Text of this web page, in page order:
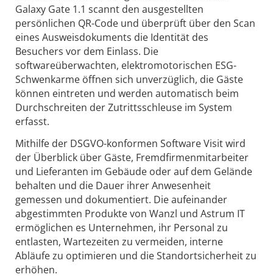
Galaxy Gate 1.1 scannt den ausgestellten
persönlichen QR-Code und überprüft über den Scan
eines Ausweisdokuments die Identität des
Besuchers vor dem Einlass. Die
softwareüberwachten, elektromotorischen ESG-
Schwenkarme öffnen sich unverzüglich, die Gäste
können eintreten und werden automatisch beim
Durchschreiten der Zutrittsschleuse im System
erfasst.
Mithilfe der DSGVO-konformen Software Visit wird
der Überblick über Gäste, Fremdfirmenmitarbeiter
und Lieferanten im Gebäude oder auf dem Gelände
behalten und die Dauer ihrer Anwesenheit
gemessen und dokumentiert. Die aufeinander
abgestimmten Produkte von Wanzl und Astrum IT
ermöglichen es Unternehmen, ihr Personal zu
entlasten, Wartezeiten zu vermeiden, interne
Abläufe zu optimieren und die Standortsicherheit zu
erhöhen.